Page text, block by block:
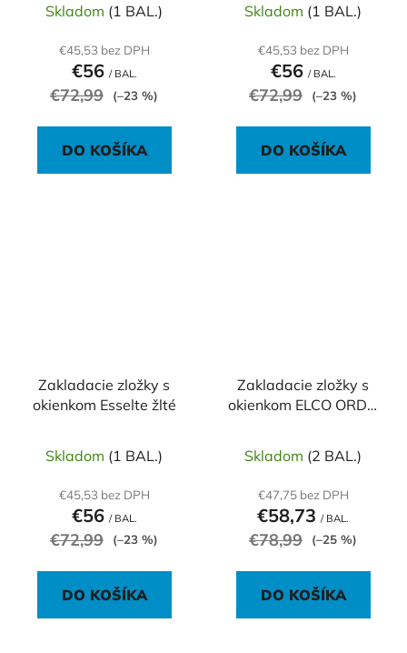
Skladom (1 BAL.)
€45,53 bez DPH
€56 / BAL.
€72,99 (–23 %)
DO KOŠÍKA
Skladom (1 BAL.)
€45,53 bez DPH
€56 / BAL.
€72,99 (–23 %)
DO KOŠÍKA
Zakladacie zložky s
okienkom Esselte žlté
Skladom (1 BAL.)
€45,53 bez DPH
€56 / BAL.
€72,99 (–23 %)
DO KOŠÍKA
Zakladacie zložky s
okienkom ELCO ORDO
Skladom (2 BAL.)
€47,75 bez DPH
€58,73 / BAL.
€78,99 (–25 %)
DO KOŠÍKA